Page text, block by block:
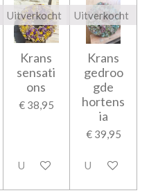
Uitverkocht
Krans
sensati
ons
€ 38,95
Uitverkocht
Uitverkocht
Krans
gedroo
gde
hortens
ia
€ 39,95
Uitverkocht